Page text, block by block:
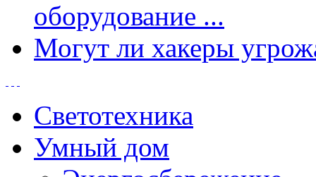
оборудование ...
Могут ли хакеры
Светотехника
Умный дом